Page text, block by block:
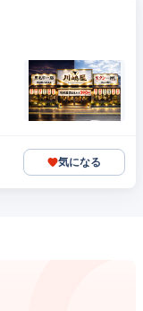
気になる